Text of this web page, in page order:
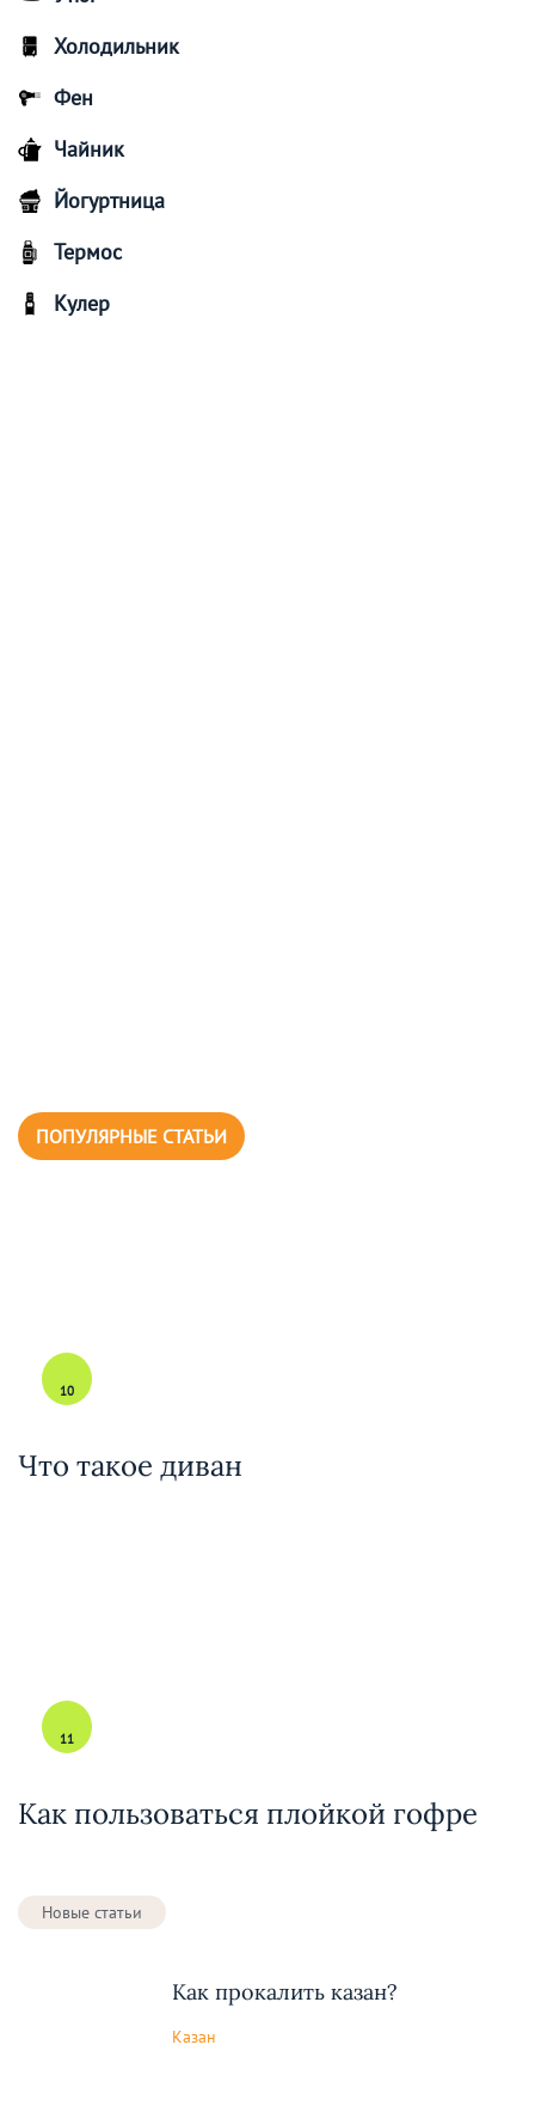
Холодильник
Фен
Чайник
Йогуртница
Термос
Кулер
ПОПУЛЯРНЫЕ СТАТЬИ
10
Что такое диван
11
Как пользоваться плойкой гофре
Новые статьи
Как прокалить казан?
Казан